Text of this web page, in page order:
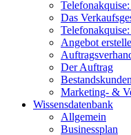
Das
Angebot
Der Auftrag
Marketing- &
Wissensdatenbank
Allgemein
Businessplan